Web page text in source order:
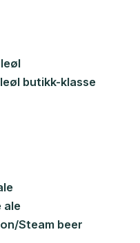
butikk-klasse
ale
Steam beer